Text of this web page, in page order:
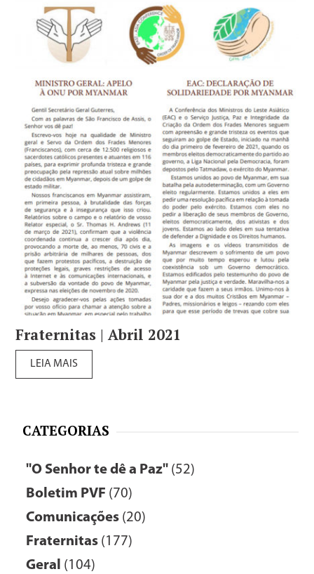
Fraternitas | Abril 2021
LEIA MAIS
CATEGORIAS
"O Senhor te dê a Paz" (52)
Boletim PVF (70)
Comunicações (20)
Fraternitas (177)
Geral (104)